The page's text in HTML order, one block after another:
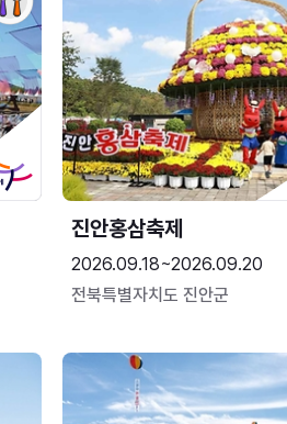
진안홍삼축제
2026.09.18~2026.09.20
전북특별자치도 진안군